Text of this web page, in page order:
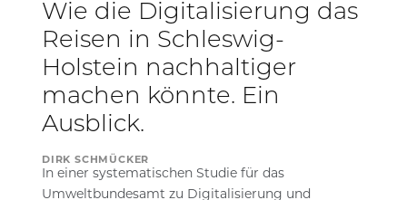
Wie die Digitalisierung das
Reisen in Schleswig-
Holstein nachhaltiger
machen könnte. Ein
Ausblick.
DIRK SCHMÜCKER
In einer systematischen Studie für das
Umweltbundesamt zu Digitalisierung und